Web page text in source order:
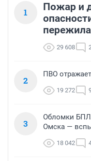
1
Пожар и
29 608
2
ПВО
19 272
3
Обломки
Омска —
18 042